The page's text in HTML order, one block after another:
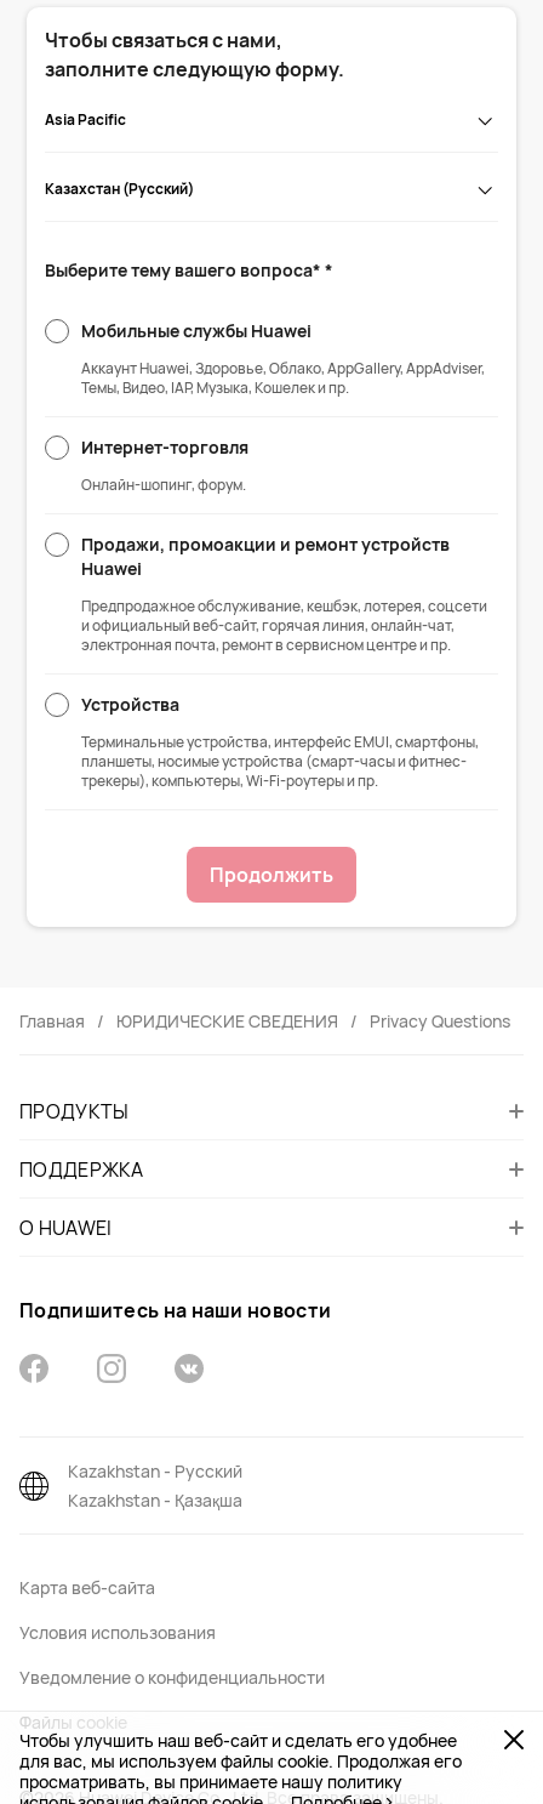
Чтобы улучшить наш веб-сайт и сделать его удобнее
для вас, мы используем файлы cookie. Продолжая его
просматривать, вы принимаете нашу политику
Чтобы связаться с нами,
заполните следующую форму.
Asia Pacific
Казахстан (Русский)
Выберите тему вашего вопроса* *
Мобильные службы Huawei
Аккаунт Huawei, Здоровье, Облако, AppGallery, AppAdviser,
Темы, Видео, IAP, Музыка, Кошелек и пр.
Интернет-торговля
Онлайн-шопинг, форум.
Продажи, промоакции и ремонт устройств
Huawei
Предпродажное обслуживание, кешбэк, лотерея, соцсети
и официальный веб-сайт, горячая линия, онлайн-чат,
электронная почта, ремонт в сервисном центре и пр.
Устройства
Терминальные устройства, интерфейс EMUI, смартфоны,
планшеты, носимые устройства (смарт-часы и фитнес-
трекеры), компьютеры, Wi-Fi-роутеры и пр.
Продолжить
Главная ЮРИДИЧЕСКИЕ СВЕДЕНИЯ Privacy Questions
ПРОДУКТЫ
ПОДДЕРЖКА
О HUAWEI
Подпишитесь на наши новости
©2026 Huawei Device Co., Ltd. Все права защищены.
Карта веб-сайта
Условия использования
Уведомление о конфиденциальности
Файлы сookie
Kazakhstan - Русский
Kazakhstan - Қазақша